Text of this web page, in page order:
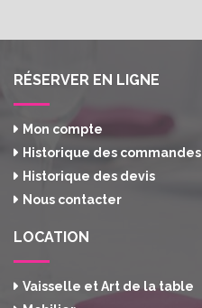
RÉSERVER EN LIGNE
Mon compte
Historique des commandes
Historique des devis
Nous contacter
LOCATION
Vaisselle et Art de la table